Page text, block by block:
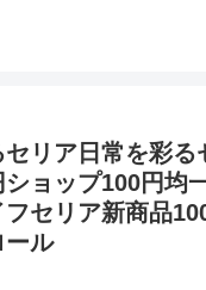
セリア日常を彩る
ョップ100円均
フセリア新商品
ール